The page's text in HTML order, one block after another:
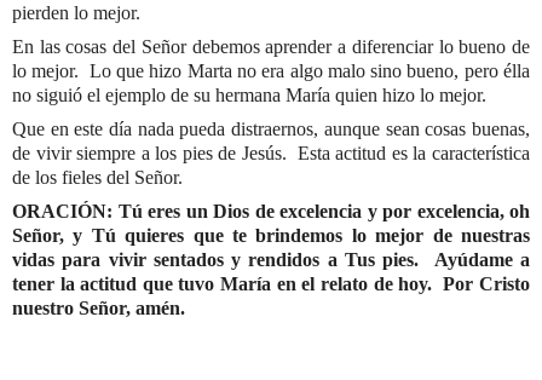
pierden lo mejor.
En las cosas del Señor debemos aprender a diferenciar lo bueno de
lo mejor. Lo que hizo Marta no era algo malo sino bueno, pero élla
no siguió el ejemplo de su hermana María quien hizo lo mejor.
Que en este día nada pueda distraernos, aunque sean cosas buenas,
de vivir siempre a los pies de Jesús. Esta actitud es la característica
de los fieles del Señor.
ORACIÓN: Tú eres un Dios de excelencia y por excelencia, oh
Señor, y Tú quieres que te brindemos lo mejor de nuestras
vidas para vivir sentados y rendidos a Tus pies.
Ayúdame a
tener la actitud que tuvo María en el relato de hoy. Por Cristo
nuestro Señor, amén.